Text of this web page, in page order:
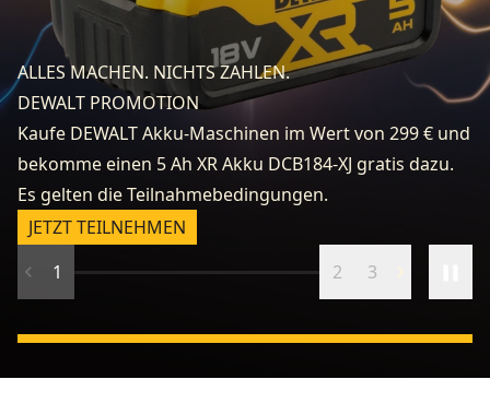
ALLES MACHEN. NICHTS ZAHLEN.
DEWALT PROMOTION
Kaufe DEWALT Akku-Maschinen im Wert von 299 € und
bekomme einen 5 Ah XR Akku DCB184-XJ gratis dazu.
Es gelten die Teilnahmebedingungen.
JETZT TEILNEHMEN
1
2 3